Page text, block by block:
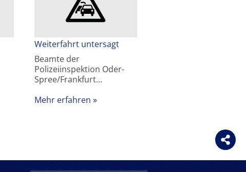
Weiterfahrt untersagt
Beamte der
Polizeiinspektion Oder-
Spree/Frankfurt…
Mehr erfahren